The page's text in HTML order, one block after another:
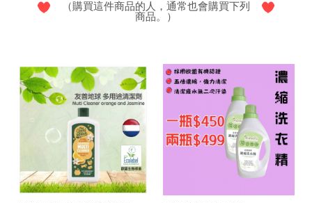
（購買這件商品的人，通常也會購買下列
商品。）